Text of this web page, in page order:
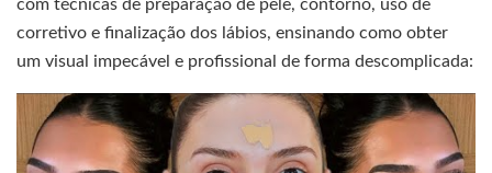
com técnicas de preparação de pele, contorno, uso de
corretivo e finalização dos lábios, ensinando como obter
um visual impecável e profissional de forma descomplicada: